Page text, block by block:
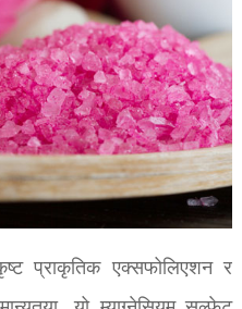
प्राकृतिक एक्सफोलिएशन र